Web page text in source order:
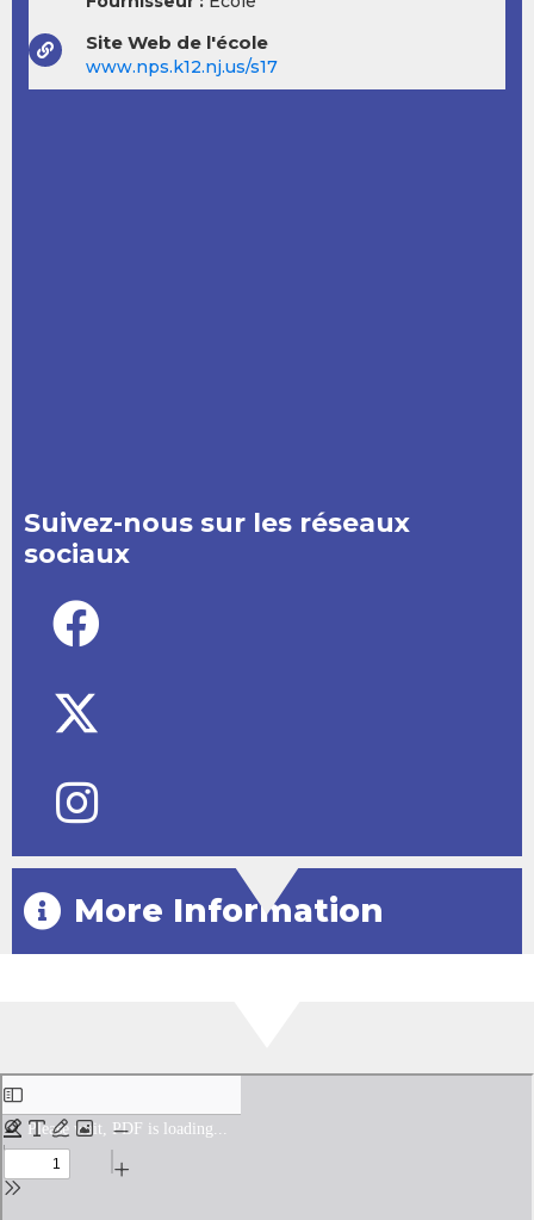
Site Web de l'école
www.nps.k12.nj.us/s17
Suivez-nous sur les réseaux
sociaux
More Information